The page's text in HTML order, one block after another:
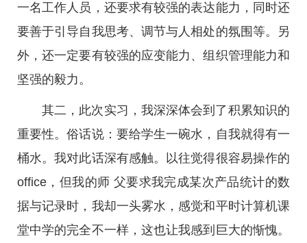
一名工作人员，还要求有较强的表达能力，同时还
要善于引导自我思考、调节与人相处的氛围等。另
外，还一定要有较强的应变能力、组织管理能力和
坚强的毅力。
其二，此次实习，我深深体会到了积累知识的
重要性。俗话说：要给学生一碗水，自我就得有一
桶水。我对此话深有感触。以往觉得很容易操作的
office，但我的师 父要求我完成某次产品统计的数
据与记录时，我却一头雾水，感觉和平时计算机课
堂中学的完全不一样，这也让我感到巨大的惭愧。